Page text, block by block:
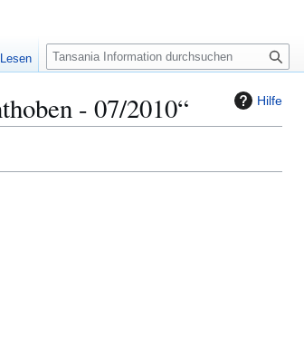
Hilfe
- 07/2010“
Lesen
S
u
h
e